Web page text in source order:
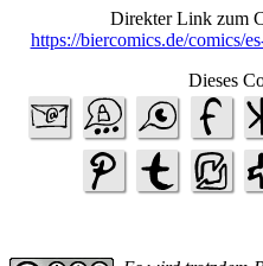
Direkter Link zum
https://biercomics.de/comics/
Dieses